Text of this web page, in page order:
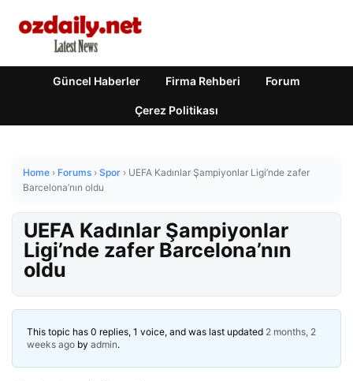
Güncel Haberler Firma Rehberi Forum
Çerez Politikası
Home › Forums › Spor › UEFA Kadınlar Şampiyonlar Ligi’nde zafer
Barcelona’nın oldu
UEFA Kadınlar Şampiyonlar
Ligi’nde zafer Barcelona’nın
oldu
This topic has 0 replies, 1 voice, and was last updated 2 months, 2
weeks ago by admin.